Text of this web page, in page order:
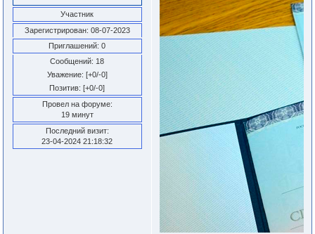
Участник
Зарегистрирован: 08-07-2023
Приглашений: 0
Сообщений: 18
Уважение: [+0/-0]
Позитив: [+0/-0]
Провел на форуме:
19 минут
Последний визит:
23-04-2024 21:18:32